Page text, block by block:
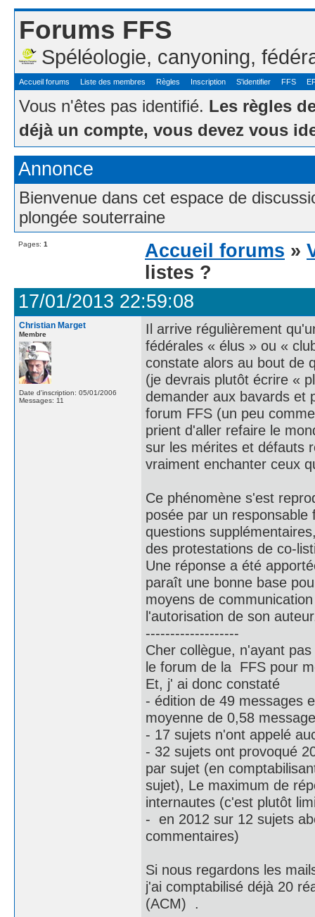
Forums FFS
Spéléologie, canyoning,
Accueil forums Liste des membres Règles Inscription S'identifier FFS
Vous n'êtes pas identifié. Les règles
déjà un compte, vous devez vous
Annonce
Bienvenue dans cet espace de
plongée souterraine
Pages: 1 Accueil forums »
listes ?
17/01/2013 22:59:08
Christian Marget
Membre
Date d'inscription: 05/01/2006
Messages: 11
Il arrive régulièrement
fédérales « élus » ou «
constate alors au bout de
(je devrais plutôt écrire «
demander aux bavards et
forum FFS (un peu
prient d'aller refaire le
sur les mérites et défauts
vraiment enchanter ceux
Ce phénomène s'est
posée par un
questions
des protestations de co-
Une réponse a été
paraît une bonne base
moyens de
l'autorisation de son
-------------------
Cher collègue, n'ayant
le forum de la FFS pour
Et, j' ai donc constaté
- édition de 49 messages
moyenne de 0,58
- 17 sujets n'ont appelé
- 32 sujets ont provoqué
par sujet (en
sujet), Le maximum de
internautes (c'est plutôt
- en 2012 sur 12 sujets
commentaires)
Si nous regardons les
j'ai comptabilisé déjà 20
(ACM) .